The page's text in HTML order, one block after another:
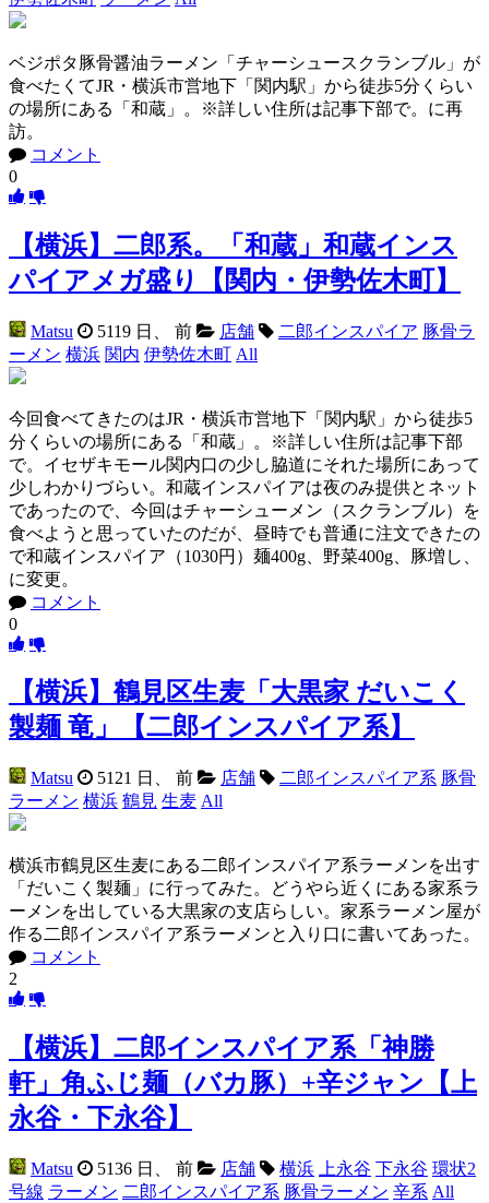
ベジポタ豚骨醤油ラーメン「チャーシュースクランブル」が
食べたくてJR・横浜市営地下「関内駅」から徒歩5分くらい
の場所にある「和蔵」。※詳しい住所は記事下部で。に再
訪。
コメント
0
【横浜】二郎系。「和蔵」和蔵インス
パイアメガ盛り【関内・伊勢佐木町】
Matsu 5119 日、 前 店舗 二郎インスパイア 豚骨ラ
ーメン 横浜 関内 伊勢佐木町 All
今回食べてきたのはJR・横浜市営地下「関内駅」から徒歩5
分くらいの場所にある「和蔵」。※詳しい住所は記事下部
で。イセザキモール関内口の少し脇道にそれた場所にあって
少しわかりづらい。和蔵インスパイアは夜のみ提供とネット
であったので、今回はチャーシューメン（スクランブル）を
食べようと思っていたのだが、昼時でも普通に注文できたの
で和蔵インスパイア（1030円）麺400g、野菜400g、豚増し、
に変更。
コメント
0
【横浜】鶴見区生麦「大黒家 だいこく
製麺 竜」【二郎インスパイア系】
Matsu 5121 日、 前 店舗 二郎インスパイア系 豚骨
ラーメン 横浜 鶴見 生麦 All
横浜市鶴見区生麦にある二郎インスパイア系ラーメンを出す
「だいこく製麺」に行ってみた。どうやら近くにある家系ラ
ーメンを出している大黒家の支店らしい。家系ラーメン屋が
作る二郎インスパイア系ラーメンと入り口に書いてあった。
コメント
2
【横浜】二郎インスパイア系「神勝
軒」角ふじ麺（バカ豚）+辛ジャン【上
永谷・下永谷】
Matsu 5136 日、 前 店舗 横浜 上永谷 下永谷 環状2
号線 ラーメン 二郎インスパイア系 豚骨ラーメン 辛系 All